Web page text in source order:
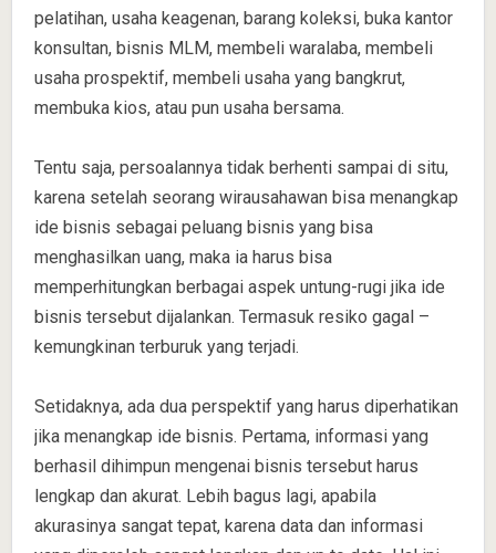
pelatihan, usaha keagenan, barang koleksi, buka kantor
konsultan, bisnis MLM, membeli waralaba, membeli
usaha prospektif, membeli usaha yang bangkrut,
membuka kios, atau pun usaha bersama.
Tentu saja, persoalannya tidak berhenti sampai di situ,
karena setelah seorang wirausahawan bisa menangkap
ide bisnis sebagai peluang bisnis yang bisa
menghasilkan uang, maka ia harus bisa
memperhitungkan berbagai aspek untung-rugi jika ide
bisnis tersebut dijalankan. Termasuk resiko gagal –
kemungkinan terburuk yang terjadi.
Setidaknya, ada dua perspektif yang harus diperhatikan
jika menangkap ide bisnis. Pertama, informasi yang
berhasil dihimpun mengenai bisnis tersebut harus
lengkap dan akurat. Lebih bagus lagi, apabila
akurasinya sangat tepat, karena data dan informasi